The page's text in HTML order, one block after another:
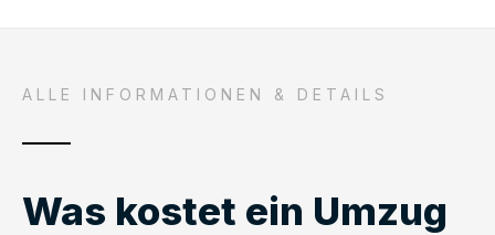
ALLE INFORMATIONEN & DETAILS
Was kostet ein Umzug